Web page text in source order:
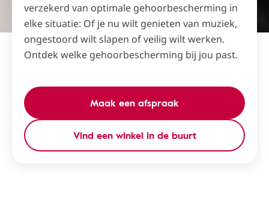
verzekerd van optimale gehoorbescherming in
elke situatie: Of je nu wilt genieten van muziek,
ongestoord wilt slapen of veilig wilt werken.
Ontdek welke gehoorbescherming bij jou past.
Maak een afspraak
Vind een winkel in de buurt